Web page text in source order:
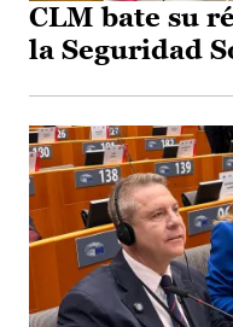
CLM bate su
la Seguridad